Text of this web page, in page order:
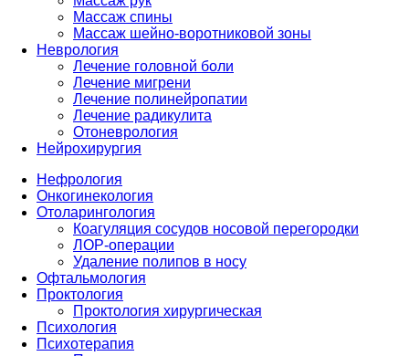
Массаж спины
Массаж шейно-воротниковой зоны
Неврология
Лечение головной боли
Лечение мигрени
Лечение полинейропатии
Лечение радикулита
Отоневрология
Нейрохирургия
Нефрология
Онкогинекология
Отоларингология
Коагуляция сосудов носовой перегородки
ЛОР-операции
Удаление полипов в носу
Офтальмология
Проктология
Проктология хирургическая
Психология
Психотерапия